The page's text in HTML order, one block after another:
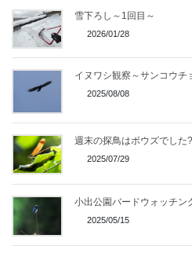
雪下ろし～1回目～
2026/01/28
イヌワシ観察～サンコウチ
2025/08/08
週末の探鳥はボウズでした?
2025/07/29
小出公園バードウォッチン
2025/05/15